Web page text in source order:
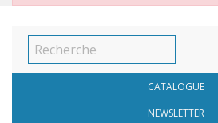
CATALOGUE
NEWSLETTER